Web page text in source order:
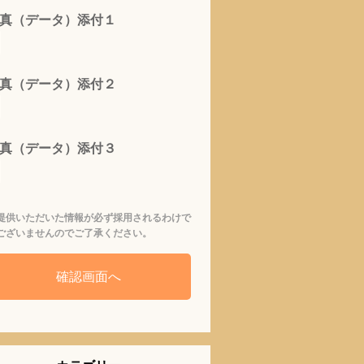
（データ）添付１
（データ）添付２
（データ）添付３
供いただいた情報が必ず採用されるわけで
ざいませんのでご了承ください。